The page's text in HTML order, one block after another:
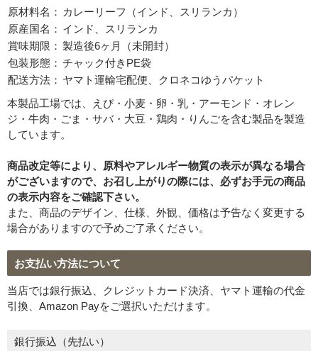
必須
Eメール 電話
プライバシーポリシーをご確認ください。
プライバシーポリシーを確認しました。
原材料名： カレーリーフ（インド、スリランカ）
原産国名： インド、スリランカ
賞味期限： 製造後6ヶ月（未開封）
包装形態： チャック付きPE袋
配送方法： ヤマト運輸宅配便、クロネコゆうパケット
本製品工場では、えび・小麦・卵・乳・アーモンド・オレン
ジ・牛肉・ごま・サバ・大豆・鶏肉・りんごを含む製品を製造
しています。
商品改定等により、原料やアレルギー物質の表示が異なる場合
がございますので、お召し上がりの際には、必ずお手元の商品
の表示内容をご確認下さい。
また、商品のデザイン、仕様、外観、価格は予告なく変更する
場合がありますので予めご了承ください。
お支払い方法について
当店では銀行振込、クレジットカード決済、ヤマト運輸の代金
引換、Amazon Payをご選択いただけます。
銀行振込（先払い）